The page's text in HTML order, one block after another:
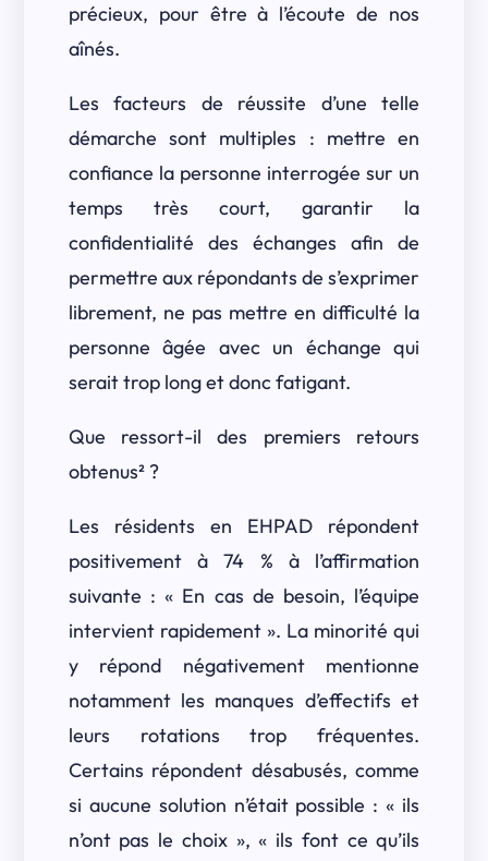
précieux, pour être à l’écoute de nos
aînés.
Les facteurs de réussite d’une telle
démarche sont multiples : mettre en
confiance la personne interrogée sur un
temps très court, garantir la
confidentialité des échanges afin de
permettre aux répondants de s’exprimer
librement, ne pas mettre en difficulté la
personne âgée avec un échange qui
serait trop long et donc fatigant.
Que ressort-il des premiers retours
obtenus² ?
Les résidents en EHPAD répondent
positivement à 74 % à l’affirmation
suivante : « En cas de besoin, l’équipe
intervient rapidement ». La minorité qui
y répond négativement mentionne
notamment les manques d’effectifs et
leurs rotations trop fréquentes.
Certains répondent désabusés, comme
si aucune solution n’était possible : « ils
n’ont pas le choix », « ils font ce qu’ils